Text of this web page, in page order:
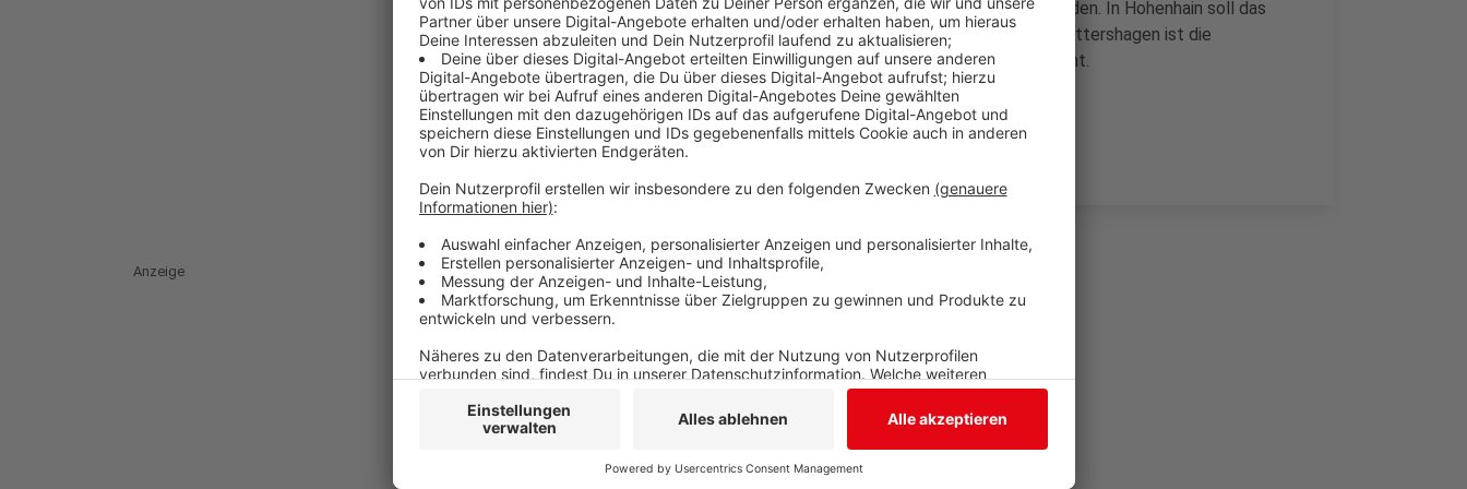
soll in den Ortseilen Hohenhain und Plittershagen eingesetzt werden. In Hohenhain soll das
Dorfgemeinschaftshaus für 290 000 Euro erweitert werden. In Plittershagen ist die
Neugestaltung des Umfelds beim Dorfgemeinschaftshaus geplant.
Anzeige
Anzeige